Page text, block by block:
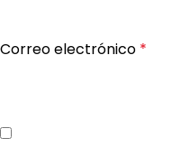
Correo electrónico *